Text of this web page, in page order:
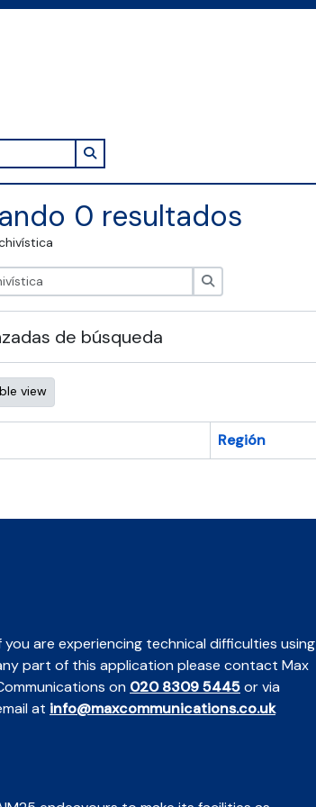
Search in browse page
0 resultados
de búsqueda
view
Región
you are experiencing technical difficulties using
part of this application please contact Max
on 020 8309 5445or via
at info@maxcommunications.co.uk